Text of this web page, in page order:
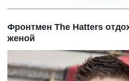
Фронтмен The Hatters
женой